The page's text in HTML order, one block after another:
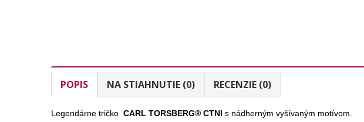
POPIS NA STIAHNUTIE (0) RECENZIE (0)
Legendárne tričko CARL TORSBERG® CTNI s nádherným vyšívaným motívom.